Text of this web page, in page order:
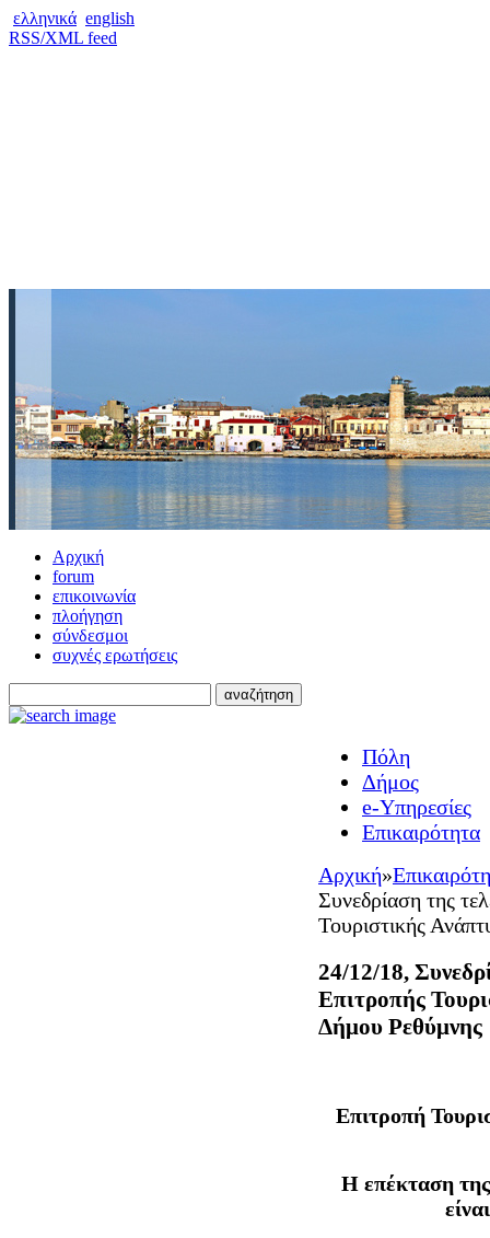
ελληνικά english
RSS/XML feed
Αρχική
forum
επικοινωνία
πλοήγηση
σύνδεσμοι
συχνές ερωτήσεις
Πόλη
Δήμος
e-Υπηρεσίες
Επικαιρότητα
Αρχική»
Συνεδρίαση της
Τουριστικής
24/12/18,
Επιτροπής
Δήμου Ρεθύμνης
Επιτροπή
Η επέκταση της